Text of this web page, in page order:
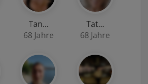
Tan…
68 Jahre
Tat…
68 Jahre